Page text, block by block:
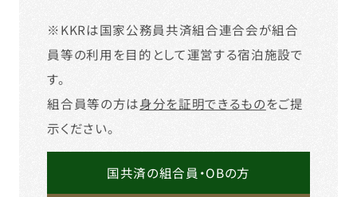
※KKRは国家公務員共済組合連合会が組合
員等の利用を目的として運営する宿泊施設で
す。
組合員等の方は身分を証明できるものをご提
示ください。
国共済の組合員・OBの方